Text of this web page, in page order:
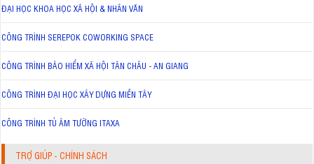
ĐẠI HỌC KHOA HỌC XÃ HỘI & NHÂN VĂN
CÔNG TRÌNH SEREPOK COWORKING SPACE
CÔNG TRÌNH BẢO HIỂM XÃ HỘI TÂN CHÂU - AN GIANG
CÔNG TRÌNH ĐẠI HỌC XÂY DỰNG MIỀN TÂY
CÔNG TRÌNH TỦ ÂM TƯỜNG ITAXA
TRỢ GIÚP - CHÍNH SÁCH